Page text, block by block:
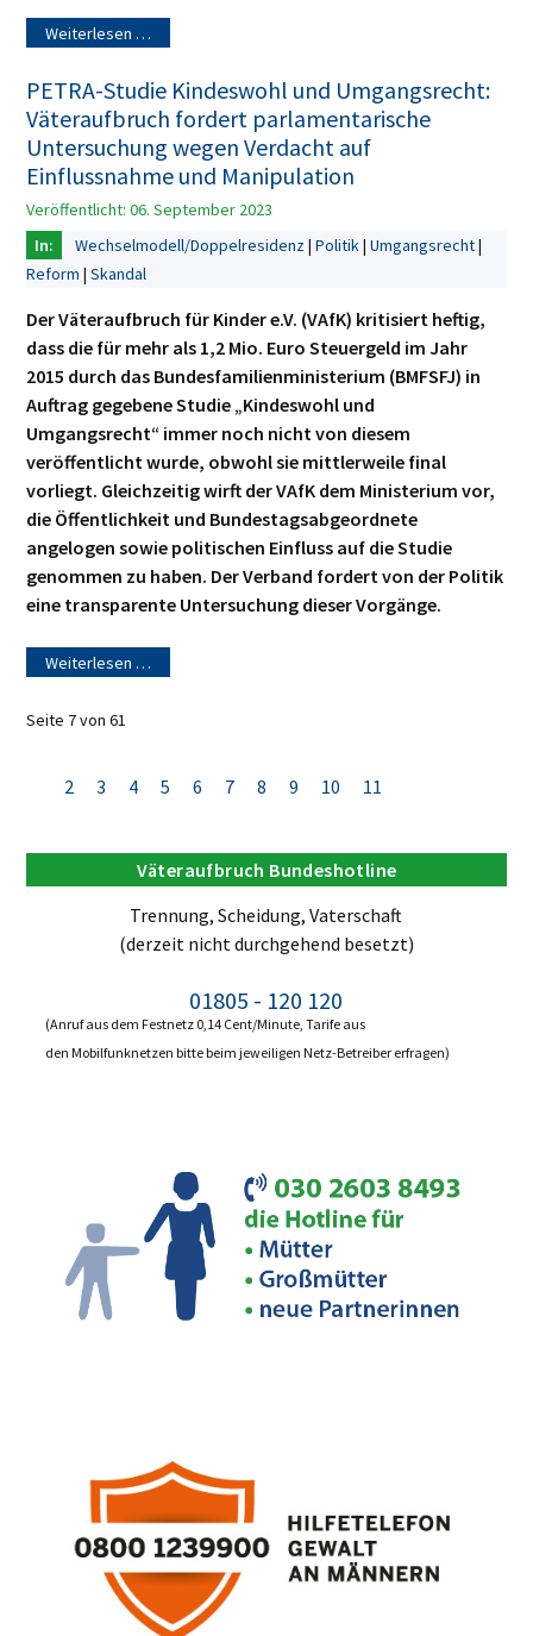
Weiterlesen …
PETRA-Studie Kindeswohl und Umgangsrecht:
Väteraufbruch fordert parlamentarische
Untersuchung wegen Verdacht auf
Einflussnahme und Manipulation
Veröffentlicht: 06. September 2023
Wechselmodell/Doppelresidenz Politik Umgangsrecht
Reform Skandal
Der Väteraufbruch für Kinder e.V. (VAfK) kritisiert heftig,
dass die für mehr als 1,2 Mio. Euro Steuergeld im Jahr
2015 durch das Bundesfamilienministerium (BMFSFJ) in
Auftrag gegebene Studie „Kindeswohl und
Umgangsrecht“ immer noch nicht von diesem
veröffentlicht wurde, obwohl sie mittlerweile final
vorliegt. Gleichzeitig wirft der VAfK dem Ministerium vor,
die Öffentlichkeit und Bundestagsabgeordnete
angelogen sowie politischen Einfluss auf die Studie
genommen zu haben. Der Verband fordert von der Politik
eine transparente Untersuchung dieser Vorgänge.
Weiterlesen …
Seite 7 von 61
2 3 4 5 6 7 8 9 10 11
Väteraufbruch Bundeshotline
Trennung, Scheidung, Vaterschaft
(derzeit nicht durchgehend besetzt)
01805 - 120 120
(Anruf aus dem Festnetz 0,14 Cent/Minute, Tarife aus
den Mobilfunknetzen bitte beim jeweiligen Netz-Betreiber erfragen)